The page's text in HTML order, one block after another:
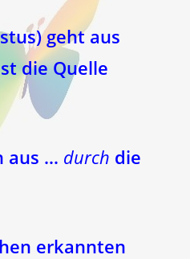
geht aus
die Quelle
aus … durch die
erkannten